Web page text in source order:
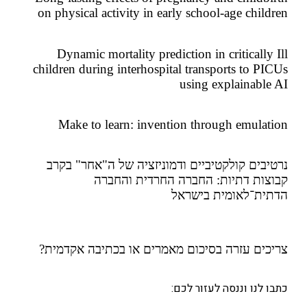
on physical activity in early school-age
Dynamic mortality prediction in
children during interhospital transports to
using
Make to learn: invention through
קולקטיביים ודמוניזציה של ה"אחר" בקרב
דתיות: החברה החרדית והחברה
בישראל
עזרהבסיכום מאמרים או בכתיבה אקדמית?
לנו וננסה לעזור לכם: